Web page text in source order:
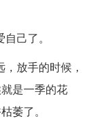
己了。
放手的时候，
是一季的花
萎了。